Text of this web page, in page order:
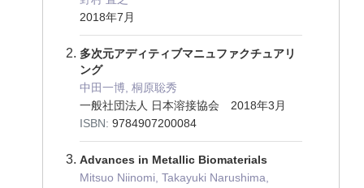
2018年7月
多次元アディティブマニュファクチュアリ
ング
中田一博, 桐原聡秀
一般社団法人 日本溶接協会 2018年3月
ISBN: 9784907200084
Advances in Metallic Biomaterials
Mitsuo Niinomi, Takayuki Narushima,